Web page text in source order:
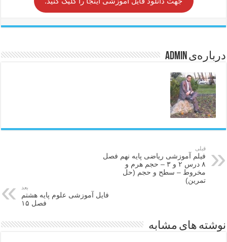
درباره‌ی admin
قبلی
فیلم آموزشی ریاضی پایه نهم فصل
۸ درس ۲ و ۳ – حجم هرم و
مخروط – سطح و حجم (حل
تمرین)
بعد
فایل آموزشی علوم پایه هشتم
فصل ۱۵
نوشته های مشابه